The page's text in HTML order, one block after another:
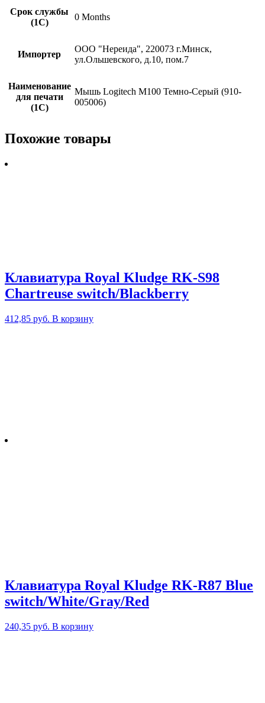
Срок службы
(1С)
0 Months
Импортер
ООО "Нереида", 220073 г.Минск,
ул.Ольшевского, д.10, пом.7
Наименование
для печати
(1С)
Мышь Logitech M100 Темно-Серый (910-
005006)
Похожие товары
Клавиатура Royal Kludge RK-S98
Chartreuse switch/Blackberry
412,85 руб. В корзину
Клавиатура Royal Kludge RK-R87 Blue
switch/White/Gray/Red
240,35 руб. В корзину